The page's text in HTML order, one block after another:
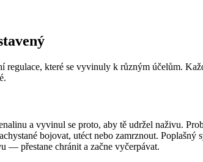
regulace, které se vyvinuly k různým účelům.
a vyvinul se proto, aby tě udržel naživu.
bojovat, utéct nebo zamrznout. Poplašný
— přestane chránit a začne vyčerpávat.